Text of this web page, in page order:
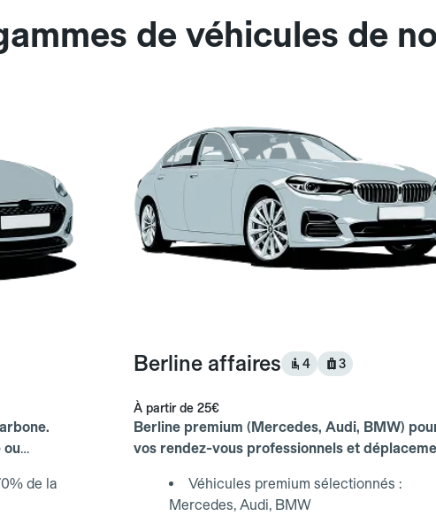
de véhicules de
ou
de la
Berline affaires 4 3
À partir de 25€
Berline premium (Mercedes, Audi, BMW)
vos rendez-vous professionnels et
Véhicules premium sélectionnés :
Mercedes, Audi, BMW